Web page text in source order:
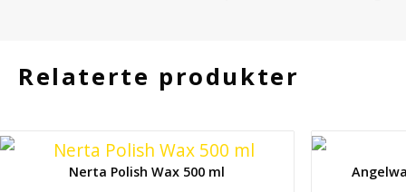
Relaterte produkter
Nerta Polish Wax 500 ml